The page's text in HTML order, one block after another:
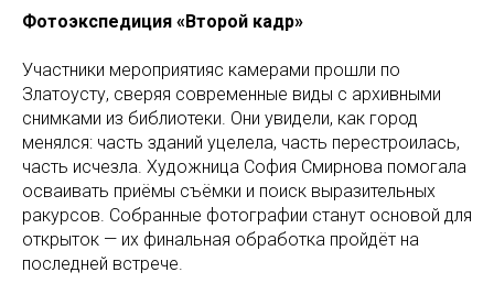
Фотоэкспедиция «Второй кадр»
Участники мероприятияс камерами прошли по
Златоусту, сверяя современные виды с архивными
снимками из библиотеки. Они увидели, как город
менялся: часть зданий уцелела, часть перестроилась,
часть исчезла. Художница София Смирнова помогала
осваивать приёмы съёмки и поиск выразительных
ракурсов. Собранные фотографии станут основой для
открыток — их финальная обработка пройдёт на
последней встрече.